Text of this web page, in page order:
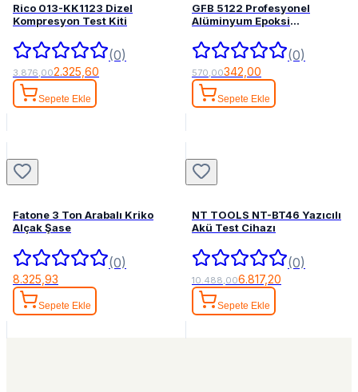
Rico 013-KK1123 Dizel
Kompresyon Test Kiti
(0)
3.876,002.325,60
Sepete Ekle
GFB 5122 Profesyonel
Alüminyum Epoksi
(0)
570,00342,00
Sepete Ekle
Fatone 3 Ton Arabalı Kriko
Alçak Şase
(0)
8.325,93
Sepete Ekle
NT TOOLS NT-BT46 Yazıcılı
Akü Test Cihazı
(0)
10.488,006.817,20
Sepete Ekle